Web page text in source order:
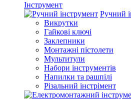
Інструмент
Ручний
Викрутки
Гайкові ключі
Заклепники
Монтажні пістолети
Мультитули
Набори інструментів
Напилки та рашпілі
Різальний інстрімент